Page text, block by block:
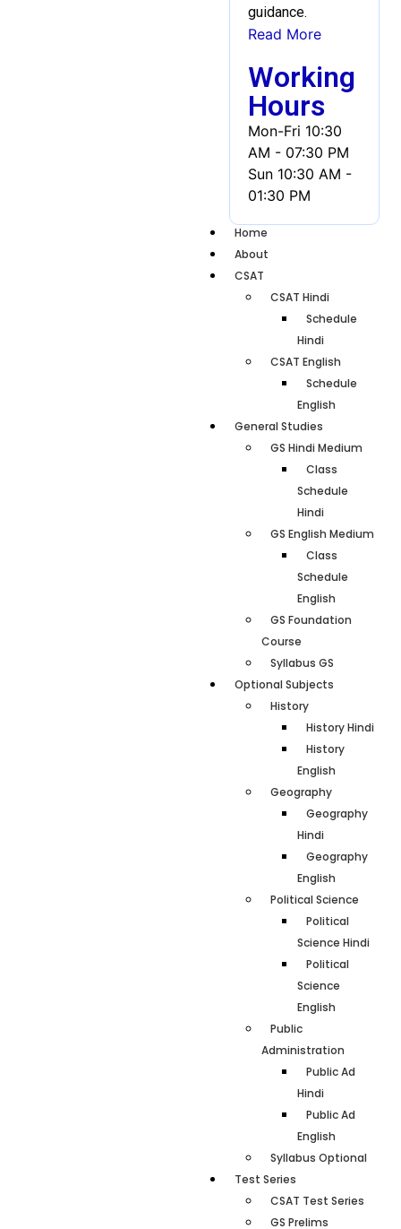
guidance.
Read More
Working
Hours
Mon-Fri 10:30
AM - 07:30 PM
Sun 10:30 AM -
01:30 PM
Home
About
CSAT
CSAT Hindi
Schedule
Hindi
CSAT English
Schedule
English
General Studies
GS Hindi Medium
Class
Schedule
Hindi
GS English Medium
Class
Schedule
English
GS Foundation
Course
Syllabus GS
Optional Subjects
History
History Hindi
History
English
Geography
Geography
Hindi
Geography
English
Political Science
Political
Science Hindi
Political
Science
English
Public
Administration
Public Ad
Hindi
Public Ad
English
Syllabus Optional
Test Series
CSAT Test Series
GS Prelims